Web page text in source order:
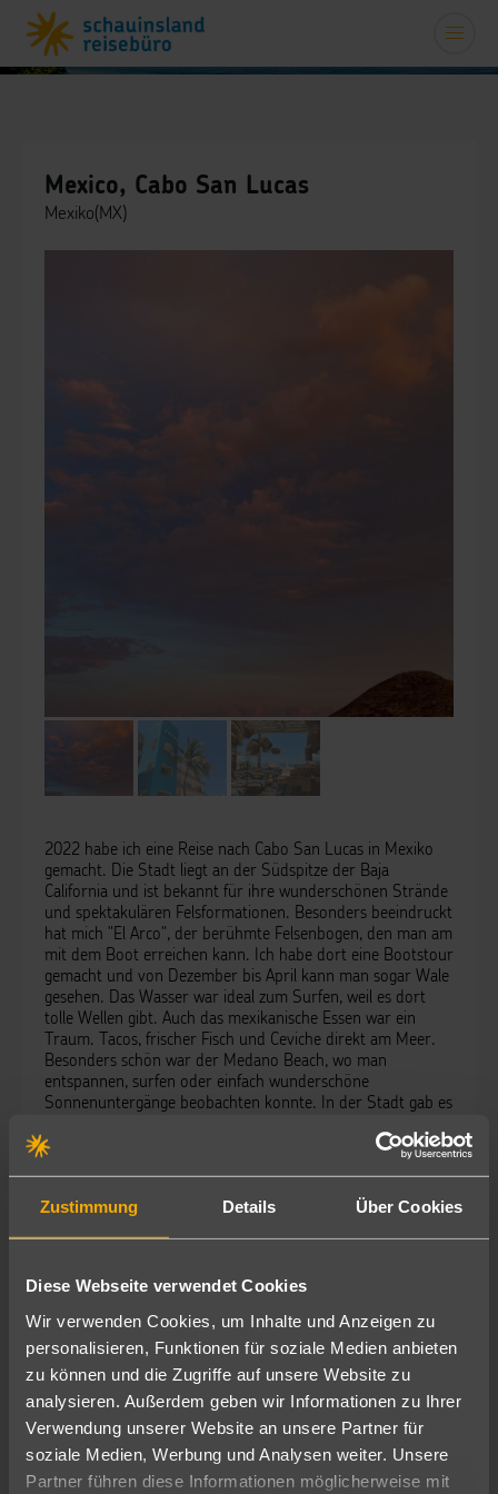
Zustimmung Details Über Cookies
Diese Webseite verwendet Cookies
Wir verwenden Cookies, um Inhalte und Anzeigen zu
personalisieren, Funktionen für soziale Medien anbieten
zu können und die Zugriffe auf unsere Website zu
analysieren. Außerdem geben wir Informationen zu Ihrer
Verwendung unserer Website an unsere Partner für
soziale Medien, Werbung und Analysen weiter. Unsere
Partner führen diese Informationen möglicherweise mit
Mexico, Cabo San Lucas
Mexiko(MX)
2022 habe ich eine Reise nach Cabo San Lucas in Mexiko
gemacht. Die Stadt liegt an der Südspitze der Baja
California und ist bekannt für ihre wunderschönen Strände
und spektakulären Felsformationen. Besonders beeindruckt
hat mich "El Arco", der berühmte Felsenbogen, den man am
mit dem Boot erreichen kann. Ich habe dort eine Bootstour
gemacht und von Dezember bis April kann man sogar Wale
gesehen. Das Wasser war ideal zum Surfen, weil es dort
tolle Wellen gibt. Auch das mexikanische Essen war ein
Traum. Tacos, frischer Fisch und Ceviche direkt am Meer.
Besonders schön war der Medano Beach, wo man
entspannen, surfen oder einfach wunderschöne
Sonnenuntergänge beobachten konnte. In der Stadt gab es
Atmosphäre. Cabo San Lucas war für mich eine perfekte
Reisebericht geschrieben am 15.08.2025
Calvin Hackbarth
Reiseberater - Auszubildender